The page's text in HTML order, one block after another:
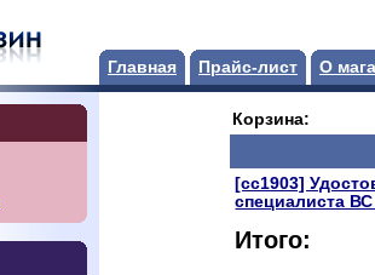
Главная Прайс-лист О
Корзина:
[сс1903]
специалиста
Итого: